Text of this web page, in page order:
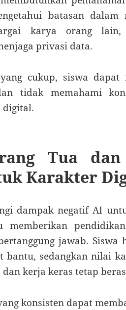
batasan dalam
karya orang lain,
privasi data.
cukup, siswa dapat
tidak memahami
digital.
Tua
Karakter
dampak negatif AI
pendidikan
jawab. Siswa
bantu, sedangkan nilai
dan kerja keras tetap
konsisten dapat